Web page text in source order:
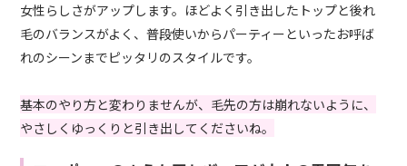
女性らしさがアップします。ほどよく引き出したトップと後れ
毛のバランスがよく、普段使いからパーティーといったお呼ば
れのシーンまでピッタリのスタイルです。
基本のやり方と変わりませんが、毛先の方は崩れないように、
やさしくゆっくりと引き出してくださいね。